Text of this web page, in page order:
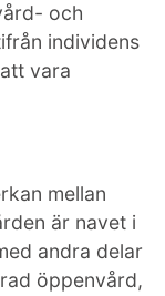
och
individens
vara
mellan
är navet i
andra delar
öppenvård,